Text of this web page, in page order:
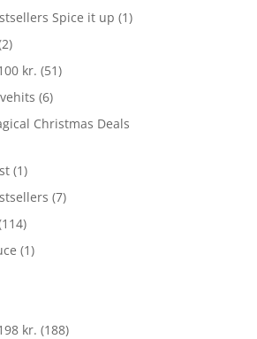
Spice it up (1)
kr. (51)
(6)
Christmas Deals
(1)
(7)
(1)
kr. (188)